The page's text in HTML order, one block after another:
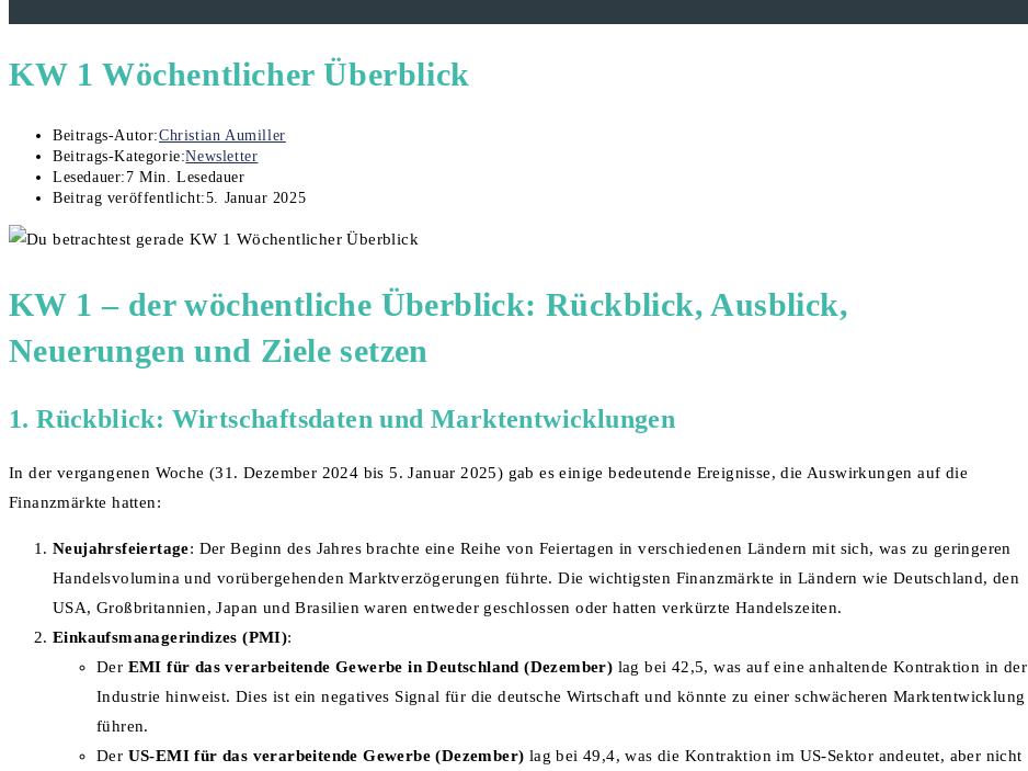
KW 1 Wöchentlicher Überblick
Beitrags-Autor:Christian Aumiller
Beitrags-Kategorie:Newsletter
Lesedauer: 7 Min. Lesedauer
Beitrag veröffentlicht:5. Januar 2025
KW 1 – der wöchentliche Überblick: Rückblick, Ausblick,
Neuerungen und Ziele setzen
1.Rückblick: Wirtschaftsdaten und Marktentwicklungen
In der vergangenen Woche (31. Dezember 2024 bis 5. Januar 2025) gab es einige bedeutende Ereignisse, die Auswirkungen auf die
Finanzmärkte hatten:
Neujahrsfeiertage: Der Beginn des Jahres brachte eine Reihe von Feiertagen in verschiedenen Ländern mit sich, was zu geringeren
Handelsvolumina und vorübergehenden Marktverzögerungen führte. Die wichtigsten Finanzmärkte in Ländern wie Deutschland, den
USA, Großbritannien, Japan und Brasilien waren entweder geschlossen oder hatten verkürzte Handelszeiten.
Einkaufsmanagerindizes (PMI):
Der EMI für das verarbeitende Gewerbe in Deutschland (Dezember) lag bei 42,5, was auf eine anhaltende Kontraktion in der
Industrie hinweist. Dies ist ein negatives Signal für die deutsche Wirtschaft und könnte zu einer schwächeren Marktentwicklung
führen.
Der US-EMI für das verarbeitende Gewerbe (Dezember) lag bei 49,4, was die Kontraktion im US-Sektor andeutet, aber nicht